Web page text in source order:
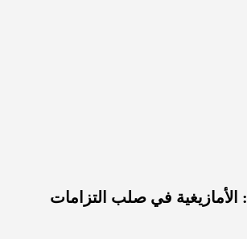
انتخابات 2026: الأمازيغية في صلب التزامات